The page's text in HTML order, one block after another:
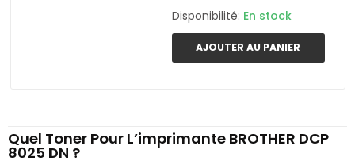
Disponibilité: En stock
AJOUTER AU PANIER
Quel Toner Pour L’imprimante BROTHER DCP
8025 DN ?